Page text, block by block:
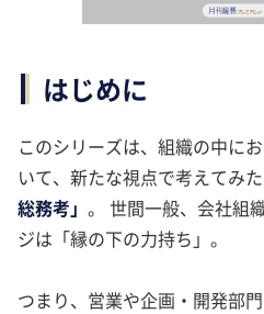
はじめに
このシリーズは、組織の中に
いて、新たな視点で考えてみ
総務考」 。 世間一般、会社組
ジは「縁の下の力持ち」。
つまり、営業や企画・開発部